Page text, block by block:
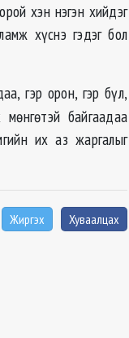
хэн нэгэн хийдэг
хүснэ гэдэг бол
гэр орон, гэр бүл,
байгаадаа
их аз жаргалыг
Жиргэх Хуваалцах